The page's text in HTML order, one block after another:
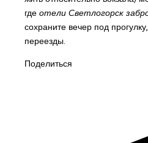
где отели Светлогорск
сохраните вечер под
переезды.
Поделиться